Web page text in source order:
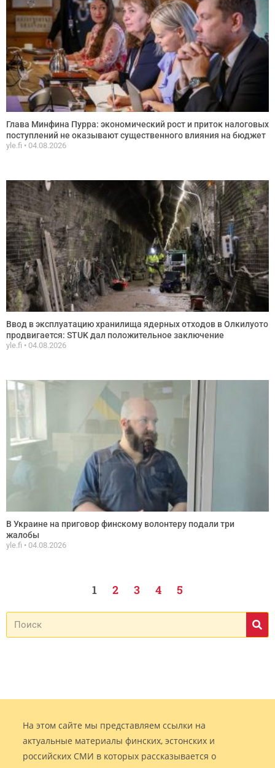
Глава Минфина Пурра: экономический рост и приток налоговых
поступлений не оказывают существенного влияния на бюджет
yle.fi 04.08.2026
Ввод в эксплуатацию хранилища ядерных отходов в Олкилуото
продвигается: STUK дал положительное заключение
yle.fi 04.08.2026
В Украине на приговор финскому волонтеру подали три
жалобы
yle.fi 04.08.2026
1 2 3 4 5
На этом сайте мы представляем ссылки на
актуальные материалы финских, эстонских и
российских СМИ в которых рассказывается о